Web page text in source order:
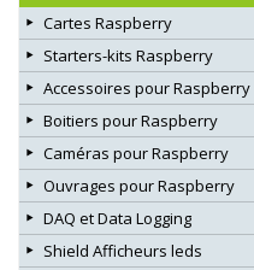
Cartes Raspberry
Starters-kits Raspberry
Accessoires pour Raspberry
Boitiers pour Raspberry
Caméras pour Raspberry
Ouvrages pour Raspberry
DAQ et Data Logging
Shield Afficheurs leds